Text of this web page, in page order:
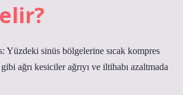
Yüzdeki sinüs bölgelerine sıcak kompres
ağrı kesiciler ağrıyı ve iltihabı azaltmada